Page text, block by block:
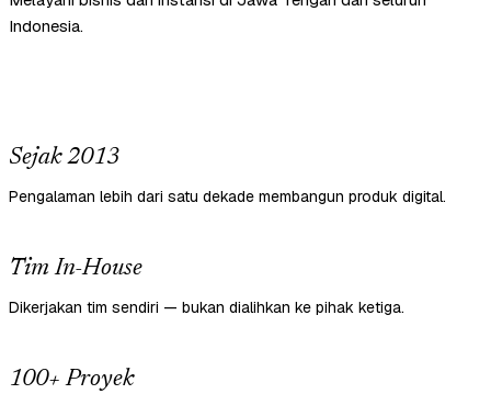
Indonesia.
Sejak 2013
Pengalaman lebih dari satu dekade membangun produk digital.
Tim In-House
Dikerjakan tim sendiri — bukan dialihkan ke pihak ketiga.
100+ Proyek